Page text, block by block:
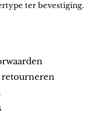
ter bevestiging.